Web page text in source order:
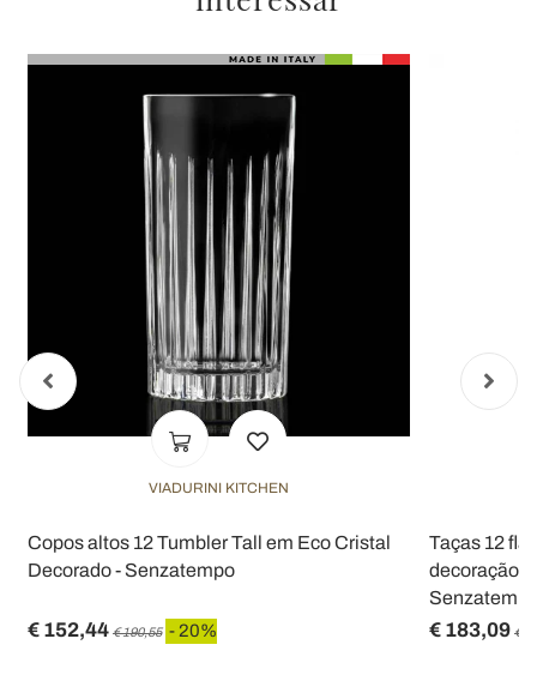
VIADURINI KITCHEN
Copos altos 12 Tumbler Tall em Eco Cristal
Decorado - Senzatempo
€ 152,44 € 190,55 - 20%
Taças 12
decoração
€ 183,09 €